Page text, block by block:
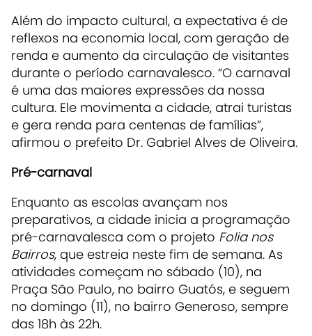
Além do impacto cultural, a expectativa é de
reflexos na economia local, com geração de
renda e aumento da circulação de visitantes
durante o período carnavalesco. “O carnaval
é uma das maiores expressões da nossa
cultura. Ele movimenta a cidade, atrai turistas
e gera renda para centenas de famílias”,
afirmou o prefeito Dr. Gabriel Alves de Oliveira.
Pré-carnaval
Enquanto as escolas avançam nos
preparativos, a cidade inicia a programação
pré-carnavalesca com o projeto Folia nos
Bairros, que estreia neste fim de semana. As
atividades começam no sábado (10), na
Praça São Paulo, no bairro Guatós, e seguem
no domingo (11), no bairro Generoso, sempre
das 18h às 22h.